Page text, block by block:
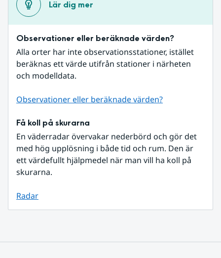
Lär dig mer
Observationer eller beräknade värden?
Alla orter har inte observationsstationer, istället
beräknas ett värde utifrån stationer i närheten
och modelldata.
Observationer eller beräknade värden?
Få koll på skurarna
En väderradar övervakar nederbörd och gör det
med hög upplösning i både tid och rum. Den är
ett värdefullt hjälpmedel när man vill ha koll på
skurarna.
Radar